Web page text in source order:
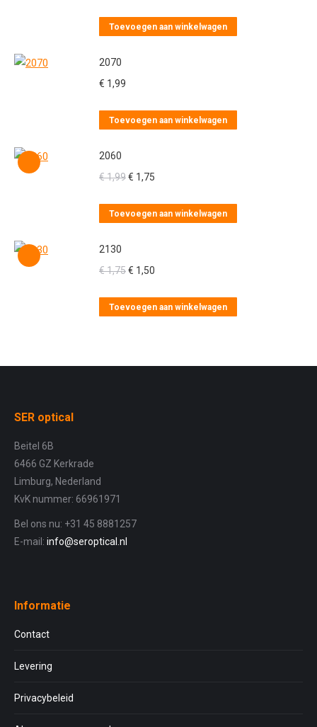
Toevoegen aan winkelwagen
2070
€ 1,99
Toevoegen aan winkelwagen
2060
€1,99Oorspronkelijke
was:
€ 1,75
is:
Toevoegen aan winkelwagen
2130
€1,75Oorspronkelijke
was:
€ 1,50
is:
Toevoegen aan winkelwagen
SER optical
Beitel 6B
6466 GZ Kerkrade
Limburg, Nederland
KvK nummer: 66961971
Bel ons nu: +31 45 8881257
E-mail: info@seroptical.nl
Informatie
Contact
Levering
Privacybeleid